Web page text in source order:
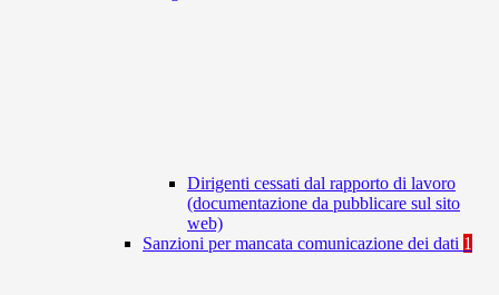
Dirigenti cessati dal rapporto di lavoro
(documentazione da pubblicare sul sito
web)
Sanzioni per mancata comunicazione dei dati 1